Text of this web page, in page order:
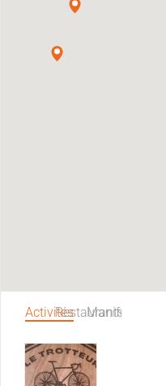
ActivitésRestaurantsManifestations